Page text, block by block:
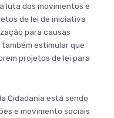
luta dos movimentos e
de lei de iniciativa
para causas
estimular que
projetos de lei para
Cidadania está sendo
e movimento sociais